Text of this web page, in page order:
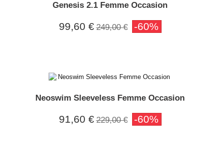
Genesis 2.1 Femme Occasion
99,60 € 249,00 € -60%
Neoswim Sleeveless Femme Occasion
91,60 € 229,00 € -60%